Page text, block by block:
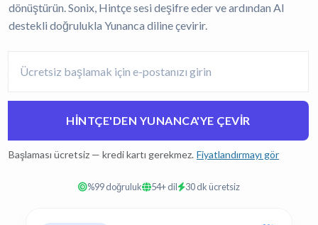
dönüştürün. Sonix, Hintçe sesi deşifre eder ve ardından AI
destekli doğrulukla Yunanca diline çevirir.
HINTÇE'DEN YUNANCA'YE ÇEVIR
Başlaması ücretsiz — kredi kartı gerekmez. Fiyatlandırmayı gör
%99 doğruluk 54+ dil 30 dk ücretsiz